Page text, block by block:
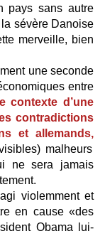
pays sans autre
sévère Danoise
merveille, bien
une seconde
entre
contexte d’une
contradictions
et allemands,
malheurs
ne sera jamais
violemment et
en cause «des
Obama lui-